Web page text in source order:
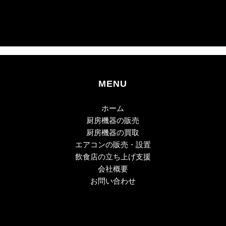
MENU
ホーム
厨房機器の販売
厨房機器の買取
​エアコンの販売・設置
飲食店の立ち上げ支援
会社概要
​お問い合わせ